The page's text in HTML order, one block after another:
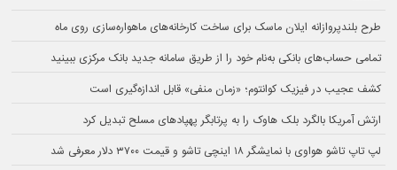
طرح بلندپروازانه ایلان ماسک برای ساخت کارخانه‌های ماهواره‌سازی روی ماه
تمامی حساب‌های بانکی به‌نام خود را از طریق سامانه جدید بانک مرکزی ببینید
کشف عجیب در فیزیک کوانتوم؛ «زمان منفی» قابل اندازه‌گیری است
ارتش آمریکا بالگرد بلک هاوک را به پرتابگر پهپادهای مسلح تبدیل کرد
لپ تاپ تاشو هواوی با نمایشگر ۱۸ اینچی تاشو و قیمت ۳۷۰۰ دلار معرفی شد